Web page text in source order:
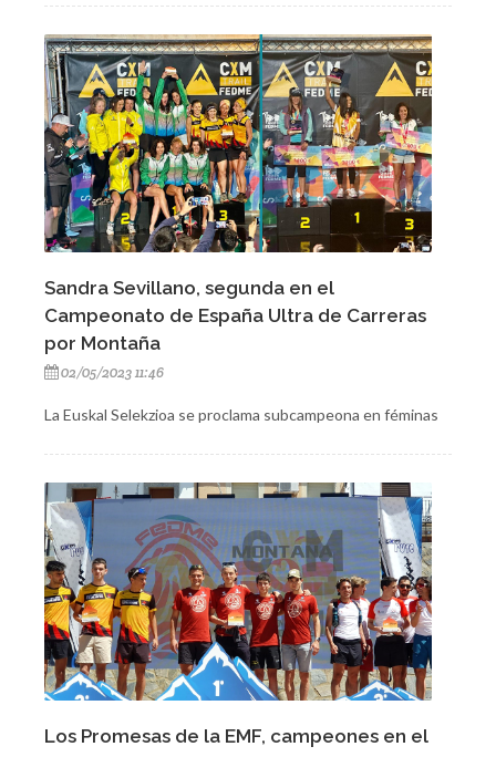
Sandra Sevillano, segunda en el
Campeonato de España Ultra de Carreras
por Montaña
02/05/2023 11:46
La Euskal Selekzioa se proclama subcampeona en féminas
Los Promesas de la EMF, campeones en el